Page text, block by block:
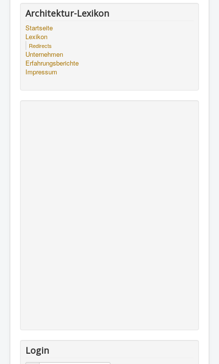
Architektur-Lexikon
Startseite
Lexikon
Redirects
Unternehmen
Erfahrungsberichte
Impressum
Login